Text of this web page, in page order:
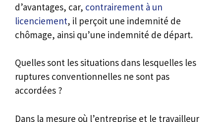
d’avantages, car, contrairement à un
licenciement, il perçoit une indemnité de
chômage, ainsi qu’une indemnité de départ.
Quelles sont les situations dans lesquelles les
ruptures conventionnelles ne sont pas
accordées ?
Dans la mesure où l’entreprise et le travailleur